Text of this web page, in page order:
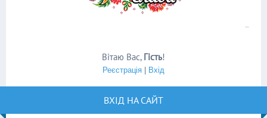
Вітаю Вас, Гість!
Реєстрація Вхід
ВХІД НА САЙТ